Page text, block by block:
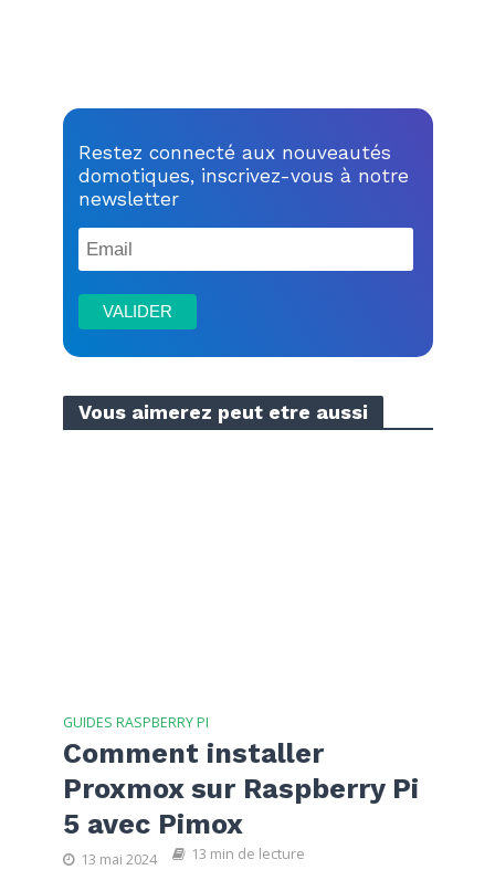
Restez connecté aux nouveautés
domotiques, inscrivez-vous à notre
newsletter
Vous aimerez peut etre aussi
GUIDES RASPBERRY PI
Comment installer
Proxmox sur Raspberry Pi
5 avec Pimox
13 mai 2024 13 min de lecture